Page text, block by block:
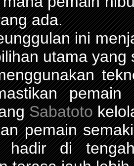
ada.
ini
utama
Sabatoto
pemain
di tengah